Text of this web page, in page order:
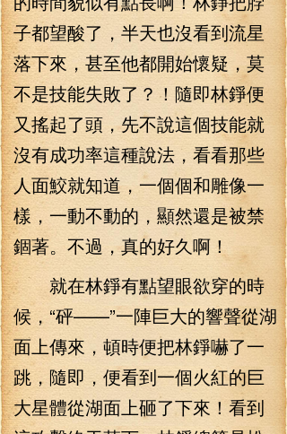
子都望酸了，半天也沒看到流星
落下來，甚至他都開始懷疑，莫
不是技能失敗了？！隨即林錚便
又搖起了頭，先不說這個技能就
沒有成功率這種說法，看看那些
人面鮫就知道，一個個和雕像一
樣，一動不動的，顯然還是被禁
錮著。不過，真的好久啊！
就在林錚有點望眼欲穿的時
候，“砰——”一陣巨大的響聲從湖
面上傳來，頓時便把林錚嚇了一
跳，隨即，便看到一個火紅的巨
大星體從湖面上砸了下來！看到